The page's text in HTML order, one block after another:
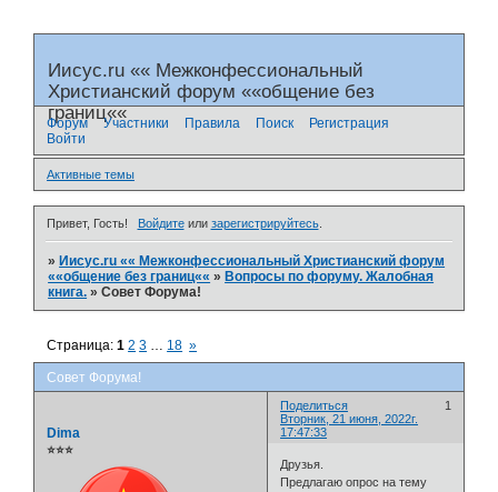
Иисус.ru «« Межконфессиональный
Христианский форум ««общение без
границ««
Форум Участники Правила Поиск
Регистрация
Войти
Активные темы
Привет, Гость! Войдитеили зарегистрируйтесь.
»Иисус.ru «« Межконфессиональный Христианский форум
««общение без границ«« »Вопросы по форуму. Жалобная
книга. »Совет Форума!
Совет Форума!
Страница:1 2 3 … 18 »
Поделиться
1
Вторник, 21 июня, 2022г.
17:47:33
Dima
⭐⭐⭐
Друзья.
Предлагаю опрос на тему